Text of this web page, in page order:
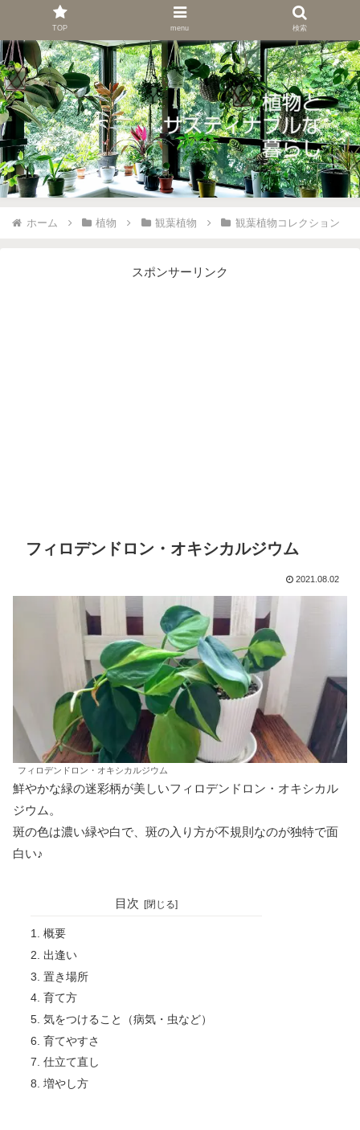
ホーム 植物 観葉植物 観葉植物コレクション
スポンサーリンク
フィロデンドロン・オキシカルジウム
2021.08.02
フィロデンドロン・オキシカルジウム
鮮やかな緑の迷彩柄が美しいフィロデンドロン・オキシカル
ジウム。
斑の色は濃い緑や白で、斑の入り方が不規則なのが独特で面
白い♪
目次
概要
出逢い
置き場所
育て方
気をつけること（病気・虫など）
育てやすさ
仕立て直し
増やし方
TOP menu 検索